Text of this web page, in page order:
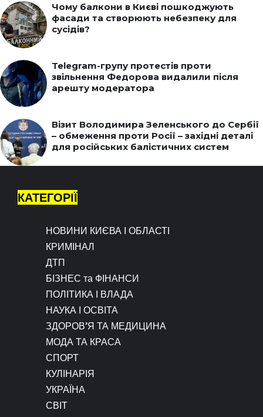
Чому балкони в Києві пошкоджують
фасади та створюють небезпеку для
сусідів?
Telegram-групу протестів проти
звільнення Федорова видалили після
арешту модератора
Візит Володимира Зеленського до Сербії
– обмеження проти Росії – західні деталі
для російських балістичних систем
КАТЕГОРІЇ
НОВИНИ КИЄВА І ОБЛАСТІ
КРИМІНАЛ
ДТП
БІЗНЕС та ФІНАНСИ
ПОЛІТИКА І ВЛАДА
НАУКА І ОСВІТА
ЗДОРОВ’Я ТА МЕДИЦИНА
МОДА ТА КРАСА
СПОРТ
КУЛІНАРІЯ
УКРАЇНА
СВІТ